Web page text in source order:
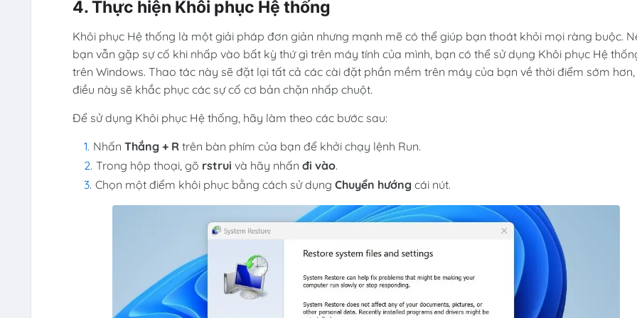
4. Thực hiện Khôi phục Hệ thống
Khôi phục Hệ thống là một giải pháp đơn giản nhưng mạnh mẽ có thể giúp bạn thoát khỏi mọi ràng buộc.
bạn vẫn gặp sự cố khi nhấp vào bất kỳ thứ gì trên máy tính của mình, bạn có thể sử dụng Khôi phục Hệ
trên Windows. Thao tác này sẽ đặt lại tất cả các cài đặt phần mềm trên máy của bạn về thời điểm sớm hơn,
điều này sẽ khắc phục các sự cố cơ bản chặn nhấp chuột.
Để sử dụng Khôi phục Hệ thống, hãy làm theo các bước sau:
Nhấn Thắng + Rtrên bàn phím của bạn để khởi chạy lệnh Run.
Trong hộp thoại, gõ rstrui và hãy nhấn đi vào.
Chọn một điểm khôi phục bằng cách sử dụng Chuyển hướng cái nút.